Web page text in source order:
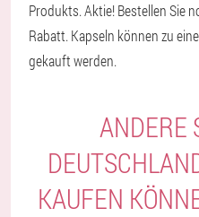
Produkts. Aktie! Bestellen Sie
Rabatt. Kapseln können zu
gekauft werden.
ANDERE
KAUFEN